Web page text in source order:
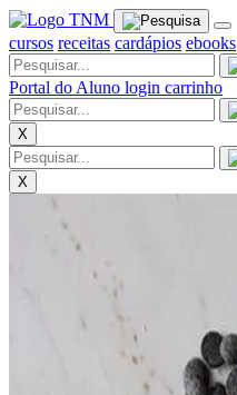
cursos receitas cardápios ebooks
Portal do Aluno login carrinho
X
X